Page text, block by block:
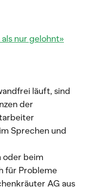
nur gelohnt»
läuft, sind
der
Sprechen und
oder beim
für Probleme
AG aus